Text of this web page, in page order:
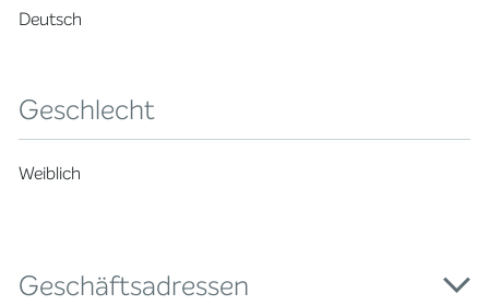
Deutsch
Geschlecht
Weiblich
Geschäftsadressen